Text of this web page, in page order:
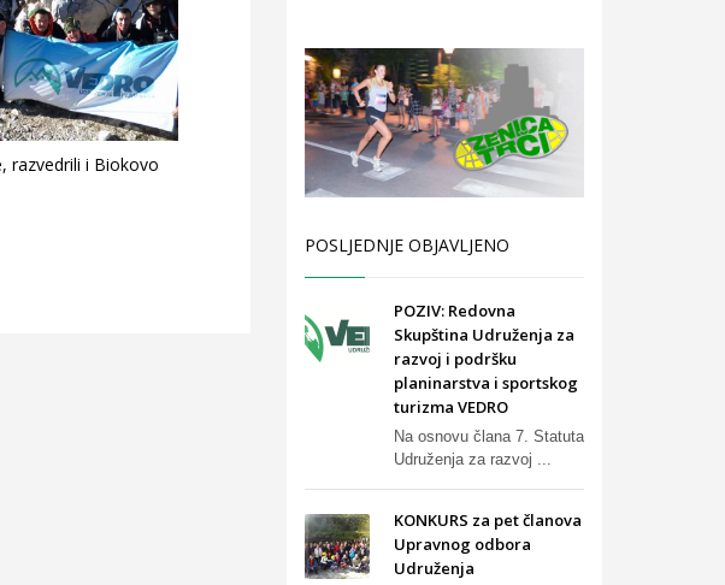
razvedrili i Biokovo
POSLJEDNJE OBJAVLJENO
POZIV: Redovna
Skupština Udruženja za
razvoj i podršku
planinarstva i sportskog
turizma VEDRO
Na osnovu člana 7. Statuta
Udruženja za razvoj ...
KONKURS za pet članova
Upravnog odbora
Udruženja